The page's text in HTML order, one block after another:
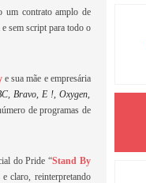
um contrato amplo de
sem script para todo o
e sua mãe e empresária
Bravo, E !, Oxygen,
de programas de
do Pride “Stand By
e claro, reinterpretando